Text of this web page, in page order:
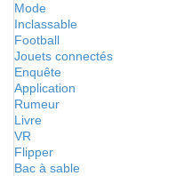
Mode
Inclassable
Football
Jouets connectés
Enquête
Application
Rumeur
Livre
VR
Flipper
Bac à sable